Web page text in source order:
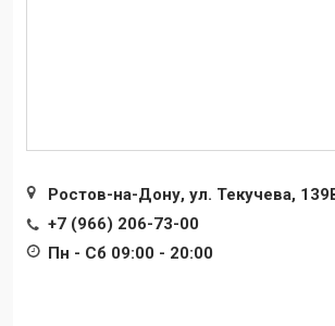
Ростов-на-Дону, ул. Текучева,
+7 (966) 206-73-00
Пн - Сб 09:00 - 20:00